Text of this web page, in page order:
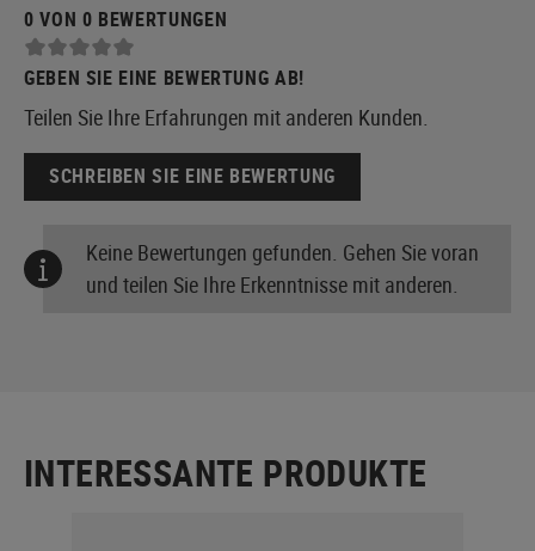
0 VON 0 BEWERTUNGEN
GEBEN SIE EINE BEWERTUNG AB!
Teilen Sie Ihre Erfahrungen mit anderen Kunden.
SCHREIBEN SIE EINE BEWERTUNG
Keine Bewertungen gefunden. Gehen Sie voran
und teilen Sie Ihre Erkenntnisse mit anderen.
INTERESSANTE PRODUKTE